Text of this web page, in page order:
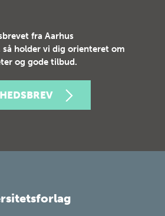
fra Aarhus
holder vi dig orienteret om
og gode tilbud.